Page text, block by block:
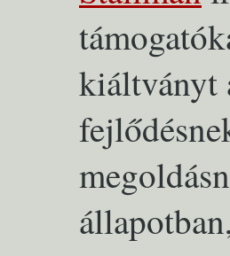
kiáltványt